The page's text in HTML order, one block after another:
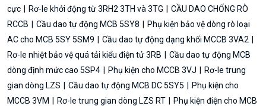
cực
Rơ-le khởi động từ 3RH2 3TH và 3TG
CẦU DAO CHỐNG RÒ
RCCB
Cầu dao tự động MCB 5SY8
Phụ kiện bảo vệ dòng rò loại
AC cho MCB 5SY 5SM9
Cầu dao tự động dạng khối MCCB 3VA2
Rơ-le nhiệt bảo vệ quá tải kiểu điện tử 3RB
Cầu dao tự động MCB
dòng định mức cao 5SP4
Phụ kiện cho MCCB 3VJ
Rơ-le trung
gian dòng LZS
Cầu dao tự động MCB DC 5SY5
Phụ kiện cho
MCCB 3VM
Rơ-le trung gian dòng LZS RT
Phụ kiện điện cho MCB